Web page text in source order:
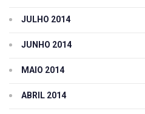
JULHO 2014
JUNHO 2014
MAIO 2014
ABRIL 2014